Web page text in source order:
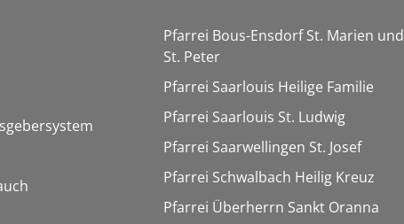
Pfarrei Bous-Ensdorf St. Marien und
St. Peter
Pfarrei Saarlouis Heilige Familie
Pfarrei Saarlouis St. Ludwig
Pfarrei Saarwellingen St. Josef
Pfarrei Schwalbach Heilig Kreuz
Pfarrei Überherrn Sankt Oranna